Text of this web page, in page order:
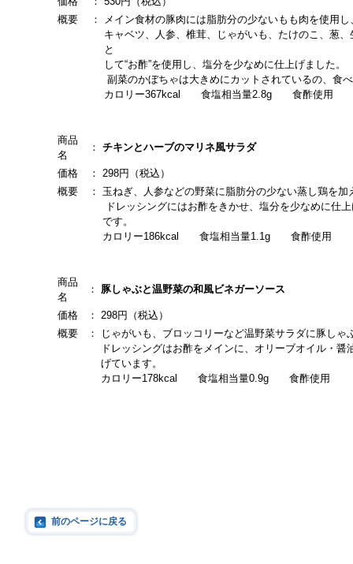
概要
：
メイン食材の豚肉には脂肪分の少ないもも肉を使用
キャベツ、人参、椎茸、じゃがいも、たけのこ、葱
と
して“お酢”を使用し、塩分を少なめに仕上げました。
副菜のかぼちゃは大きめにカットされているの、食
カロリー367kcal 食塩相当量2.8g 食酢使用
商品
名
： チキンとハーブのマリネ風サラダ
価格 ： 298円（税込）
概要
：
玉ねぎ、人参などの野菜に脂肪分の少ない蒸し鶏を
ドレッシングにはお酢をきかせ、塩分を少なめに仕
です。
カロリー186kcal 食塩相当量1.1g 食酢使用
商品
名
： 豚しゃぶと温野菜の和風ビネガーソース
価格 ： 298円（税込）
概要
：
じゃがいも、ブロッコリーなど温野菜サラダに豚しゃ
ドレッシングはお酢をメインに、オリーブオイル・
げています。
カロリー178kcal 食塩相当量0.9g 食酢使用
前のページに戻る